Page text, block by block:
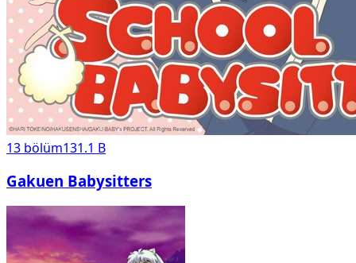
13 bölüm131.1 B
Gakuen Babysitters